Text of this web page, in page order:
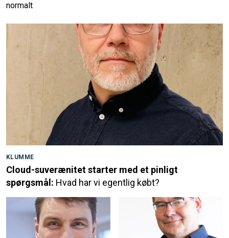
normalt
KLUMME
Cloud-suverænitet starter med et pinligt
spørgsmål: Hvad har vi egentlig købt?